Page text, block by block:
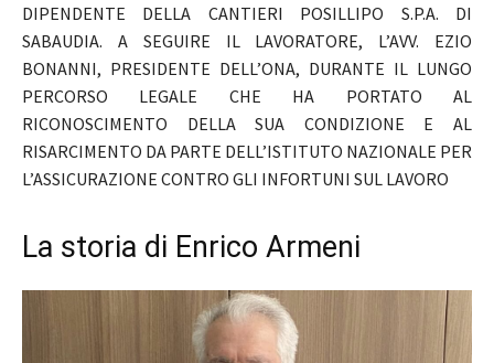
DIPENDENTE DELLA CANTIERI POSILLIPO S.P.A. DI
SABAUDIA. A SEGUIRE IL LAVORATORE, L’AVV. EZIO
BONANNI, PRESIDENTE DELL’ONA, DURANTE IL LUNGO
PERCORSO LEGALE CHE HA PORTATO AL
RICONOSCIMENTO DELLA SUA CONDIZIONE E AL
RISARCIMENTO DA PARTE DELL’ISTITUTO NAZIONALE PER
L’ASSICURAZIONE CONTRO GLI INFORTUNI SUL LAVORO
La storia di Enrico Armeni